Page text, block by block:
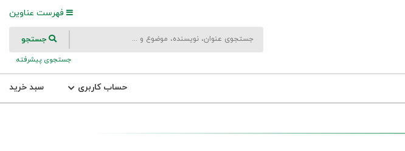
فهرست عناوین
جستجو
جستجوی پیشرفته
حساب کاربری سبد خرید